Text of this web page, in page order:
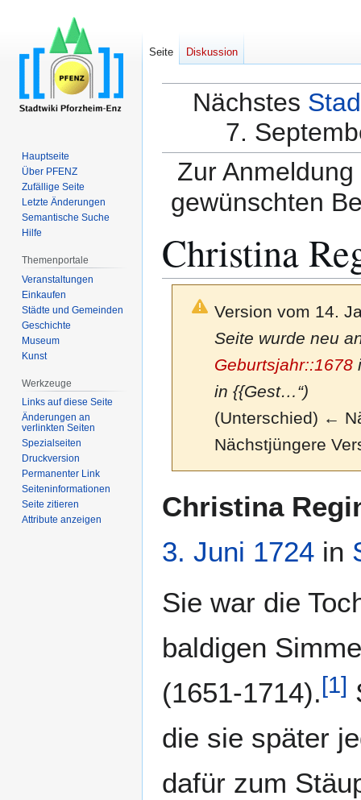
Nächstes
7.
Zur
gewünschten
Christina
Version vom 14.
Seite wurde neu
Geburtsjahr::1678
in {{Gest…“)
(Unterschied) ←
Nächstjüngere
Navigation
Suche
Christina
3. Juni 1724 in
Sie war die
baldigen
(1651-1714).[1]
die sie später
dafür zum
Seite Diskussion
Hauptseite
Über PFENZ
Zufällige Seite
Letzte Änderungen
Semantische Suche
Hilfe
Themenportale
Veranstaltungen
Einkaufen
Städte und Gemeinden
Geschichte
Museum
Kunst
Werkzeuge
Links auf diese Seite
Änderungen an
verlinkten Seiten
Spezialseiten
Druckversion
Permanenter Link
Seiten­­informationen
Seite zitieren
Attribute anzeigen